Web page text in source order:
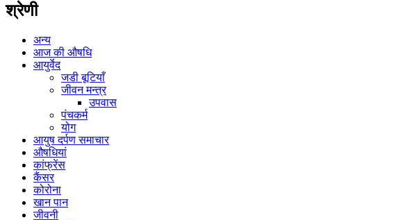
श्रेणी
अन्य
आज की औषधि
आयुर्वेद
जडी बूटियाँ
जीवन मन्त्र
उपवास
पंचकर्म
योग
आयुष दर्पण समाचार
औषधियां
कांफ्रेंस
कैंसर
कोरोना
खान पान
जीवनी